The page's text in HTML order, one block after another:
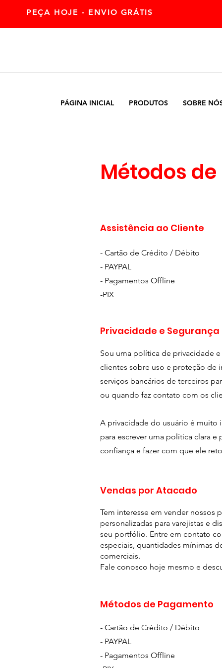
PEÇA HOJE - ENVIO GRÁTIS
PÁGINA INICIAL PRODUTOS SOBRE
Métodos
Assistência ao Cliente
- Cartão de Crédito / Débito
- PAYPAL
- Pagamentos Offline
-PIX
Privacidade e Segurança
Sou uma política de privacidade
clientes sobre uso e proteção de
serviços bancários de terceiros
ou quando faz contato com os
A privacidade do usuário é muito
para escrever uma política clara
confiança e fazer com que ele
Vendas por Atacado
Tem interesse em vender nossos
personalizadas para varejistas e
seu portfólio. Entre em contato
especiais, quantidades mínimas
comerciais.
Fale conosco hoje mesmo e
Métodos de Pagamento
- Cartão de Crédito / Débito
- PAYPAL
- Pagamentos Offline